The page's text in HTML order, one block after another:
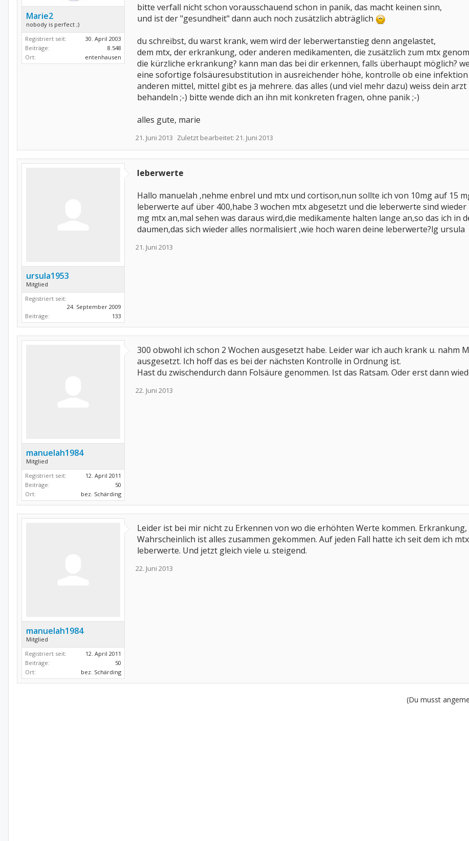
Marie2
nobody is perfect ;)
Registriert seit:
30. April 2003
Beiträge:
8.548
Ort:
entenhausen
bitte verfall nicht schon vorausschauend schon in panik, das macht keinen sinn,
und ist der "gesundheit" dann auch noch zusätzlich abträglich
du schreibst, du warst krank, wem wird der leberwertanstieg denn angelastet,
dem mtx, der erkrankung, oder anderen medikamenten, die zusätzlich zum mtx
die kürzliche erkrankung? kann man das bei dir erkennen, falls überhaupt möglich?
eine sofortige folsäuresubstitution in ausreichender höhe, kontrolle ob eine
anderen mittel, mittel gibt es ja mehrere. das alles (und viel mehr dazu) weiss dein
behandeln ;-) bitte wende dich an ihn mit konkreten fragen, ohne panik ;-)
alles gute, marie
21. Juni 2013 Zuletzt bearbeitet: 21. Juni 2013
ursula1953
Mitglied
Registriert seit:
24. September 2009
Beiträge:
133
leberwerte
Hallo manuelah ,nehme enbrel und mtx und cortison,nun sollte ich von 10mg auf 15
leberwerte auf über 400,habe 3 wochen mtx abgesetzt und die leberwerte sind
mg mtx an,mal sehen was daraus wird,die medikamente halten lange an,so das ich in
daumen,das sich wieder alles normalisiert ,wie hoch waren deine leberwerte?lg ursula
21. Juni 2013
manuelah1984
Mitglied
Registriert seit:
12. April 2011
Beiträge:
50
Ort:
bez. Schärding
300 obwohl ich schon 2 Wochen ausgesetzt habe. Leider war ich auch krank u. nahm
ausgesetzt. Ich hoff das es bei der nächsten Kontrolle in Ordnung ist.
Hast du zwischendurch dann Folsäure genommen. Ist das Ratsam. Oder erst dann
22. Juni 2013
manuelah1984
Mitglied
Registriert seit:
12. April 2011
Beiträge:
50
Ort:
bez. Schärding
Leider ist bei mir nicht zu Erkennen von wo die erhöhten Werte kommen. Erkrankung,
Wahrscheinlich ist alles zusammen gekommen. Auf jeden Fall hatte ich seit dem ich
leberwerte. Und jetzt gleich viele u. steigend.
22. Juni 2013
(Du musst